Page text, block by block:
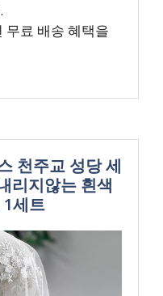
무료 배송 혜택을
천주교 성당 세
리지않는 흰색
세트